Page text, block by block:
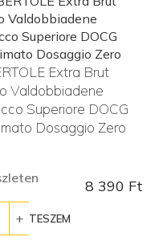
Extra Brut
Valdobbiadene
Superiore DOCG
Dosaggio Zero
8 390 Ft
TESZEM